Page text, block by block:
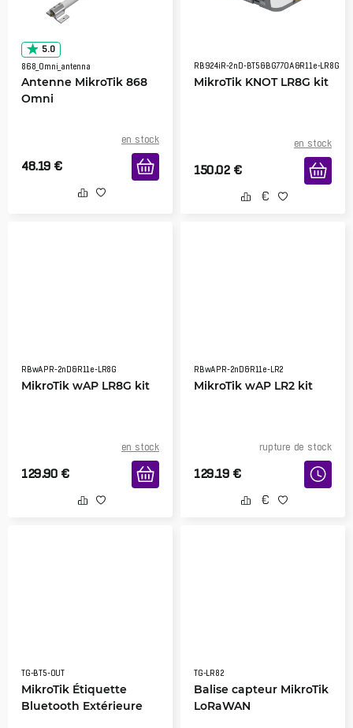
5.0
868_Omni_antenna
Antenne MikroTik 868
Omni
en stock
48.19 €
RB924iR-2nD-BT5&BG770A&R11e-LR8G
MikroTik KNOT LR8G kit
en stock
150.02 €
RBwAPR-2nD&R11e-LR8G
MikroTik wAP LR8G kit
en stock
129.90 €
RBwAPR-2nD&R11e-LR2
MikroTik wAP LR2 kit
rupture de stock
129.19 €
TG-BT5-OUT
MikroTik Étiquette
Bluetooth Extérieure
TG-LR82
Balise capteur MikroTik
LoRaWAN